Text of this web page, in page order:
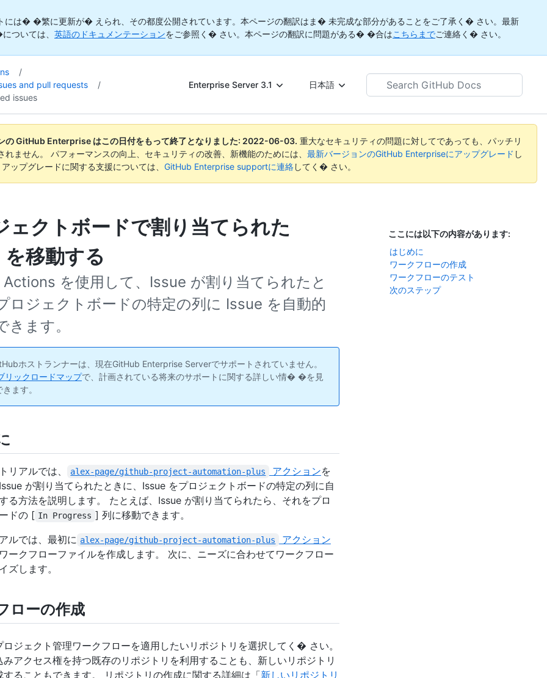
には� �繁に更新が� えられ、その都度公開されています。本ページの翻訳はま� 未完成な部分があることをご了承く� さい。最新
ついては、 英語のドキュメンテーションをご参照く� さい。本ページの翻訳に問題がある� �合はこちらまでご連絡く� さい。
/
and pull requests
/
issues
Enterprise Server 3.1 日本語
Search
GitHub
の GitHub Enterprise はこの日付をもって終了となりました: 2022-06-03. 重大なセキュリティの問題に対してであっても、パッチリ
れません。 パフォーマンスの向上、セキュリティの改善、新機能のためには、 最新バージョンのGitHub Enterpriseにアップグレード し
ップグレードに関する支援については、 GitHub Enterprise supportに連絡してく� さい。
ェクトボードで割り当てられた
移動する
ここには以下の内容があります:
はじめに
ワークフローの作成
ワークフローのテスト
次のステップ
を使用して、Issue が割り当てられたと
ロジェクトボードの特定の列に Issue を自動的
きます。
ホストランナーは、現在GitHub Enterprise Serverでサポートされていません。
リックロードマップで、計画されている将来のサポートに関する詳しい情� �を見
ます。
リアルでは、 alex-page/github-project-automation-plus アクションを
が割り当てられたときに、Issue をプロジェクトボードの特定の列に自
る方法を説明します。 たとえば、Issue が割り当てられたら、それをプロ
ドの [ In Progress ] 列に移動できます。
ルでは、最初に alex-page/github-project-automation-plus
アクション
ークフローファイルを作成します。 次に、ニーズに合わせてワークフロー
ズします。
ローの作成
ロジェクト管理ワークフローを適用したいリポジトリを選択してく� さい。
みアクセス権を持つ既存のリポジトリを利用することも、新しいリポジトリ
することもできます。 リポジトリの作成に関する詳細は「新しいリポジトリ